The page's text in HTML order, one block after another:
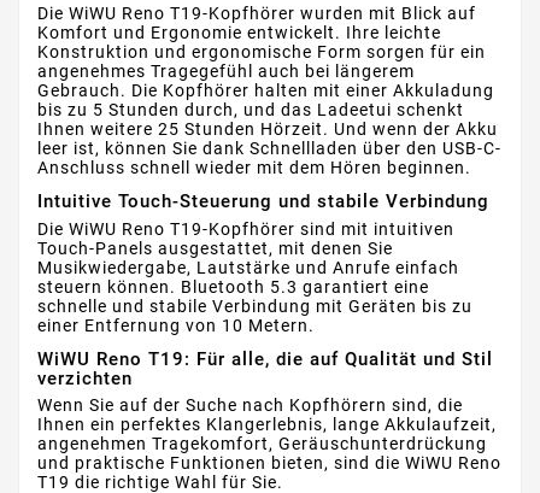
Die WiWU Reno T19-Kopfhörer wurden mit Blick auf
Komfort und Ergonomie entwickelt. Ihre leichte
Konstruktion und ergonomische Form sorgen für ein
angenehmes Tragegefühl auch bei längerem
Gebrauch. Die Kopfhörer halten mit einer Akkuladung
bis zu 5 Stunden durch, und das Ladeetui schenkt
Ihnen weitere 25 Stunden Hörzeit. Und wenn der Akku
leer ist, können Sie dank Schnellladen über den USB-C-
Anschluss schnell wieder mit dem Hören beginnen.
Intuitive Touch-Steuerung und stabile Verbindung
Die WiWU Reno T19-Kopfhörer sind mit intuitiven
Touch-Panels ausgestattet, mit denen Sie
Musikwiedergabe, Lautstärke und Anrufe einfach
steuern können. Bluetooth 5.3 garantiert eine
schnelle und stabile Verbindung mit Geräten bis zu
einer Entfernung von 10 Metern.
WiWU Reno T19: Für alle, die auf Qualität und Stil
verzichten
Wenn Sie auf der Suche nach Kopfhörern sind, die
Ihnen ein perfektes Klangerlebnis, lange Akkulaufzeit,
angenehmen Tragekomfort, Geräuschunterdrückung
und praktische Funktionen bieten, sind die WiWU Reno
T19 die richtige Wahl für Sie.